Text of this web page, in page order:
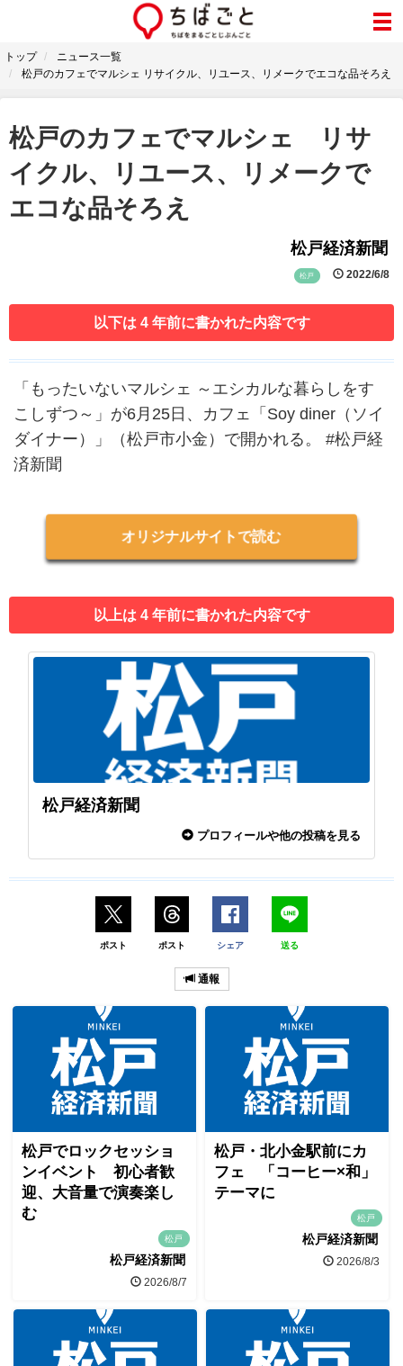
トップ
ニュース一覧
松戸のカフェでマルシェ リサイクル、リユース、リメークでエコな品そろえ
松戸のカフェでマルシェ リサ
イクル、リユース、リメークで
エコな品そろえ
松戸経済新聞
松戸 2022/6/8
以下は 4 年前に書かれた内容です
「もったいないマルシェ ～エシカルな暮らしをす
こしずつ～」が6月25日、カフェ「Soy diner（ソイ
ダイナー）」（松戸市小金）で開かれる。 #松戸経
済新聞
オリジナルサイトで読む
以上は 4 年前に書かれた内容です
松戸経済新聞
プロフィールや他の投稿を見る
ポスト ポスト シェア 送る
通報
松戸でロックセッショ
ンイベント 初心者歓
迎、大音量で演奏楽し
む
松戸
松戸経済新聞
2026/8/7
松戸・北小金駅前にカ
フェ 「コーヒー×和」
テーマに
松戸
松戸経済新聞
2026/8/3